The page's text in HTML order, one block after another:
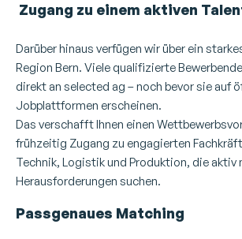
Zugang zu einem aktiven
Darüber hinaus verfügen wir über ein
Region Bern. Viele qualifizierte
direkt an selected ag – noch bevor sie auf
Jobplattformen erscheinen.
Das verschafft Ihnen einen
frühzeitig Zugang zu engagierten
Technik, Logistik und Produktion, die aktiv
Herausforderungen suchen.
Passgenaues Matching